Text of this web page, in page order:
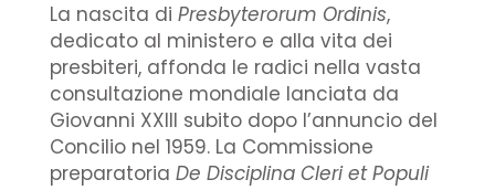
La nascita di Presbyterorum Ordinis,
dedicato al ministero e alla vita dei
presbiteri, affonda le radici nella vasta
consultazione mondiale lanciata da
Giovanni XXIII subito dopo l’annuncio del
Concilio nel 1959. La Commissione
preparatoria De Disciplina Cleri et Populi